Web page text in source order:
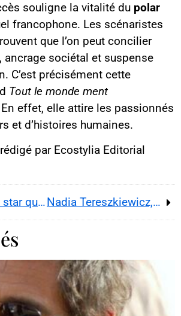
souligne la vitalité du polar
francophone. Les scénaristes
que l’on peut concilier
ancrage sociétal et suspense
C’est précisément cette
Tout le monde ment
effet, elle attire les passionnés
et d’histoires humaines.
par Ecostylia Editorial
Val Kilmer : la star que le système a broyée Nadia Tereszkiewicz, l’actrice que Hollywood nous enviera